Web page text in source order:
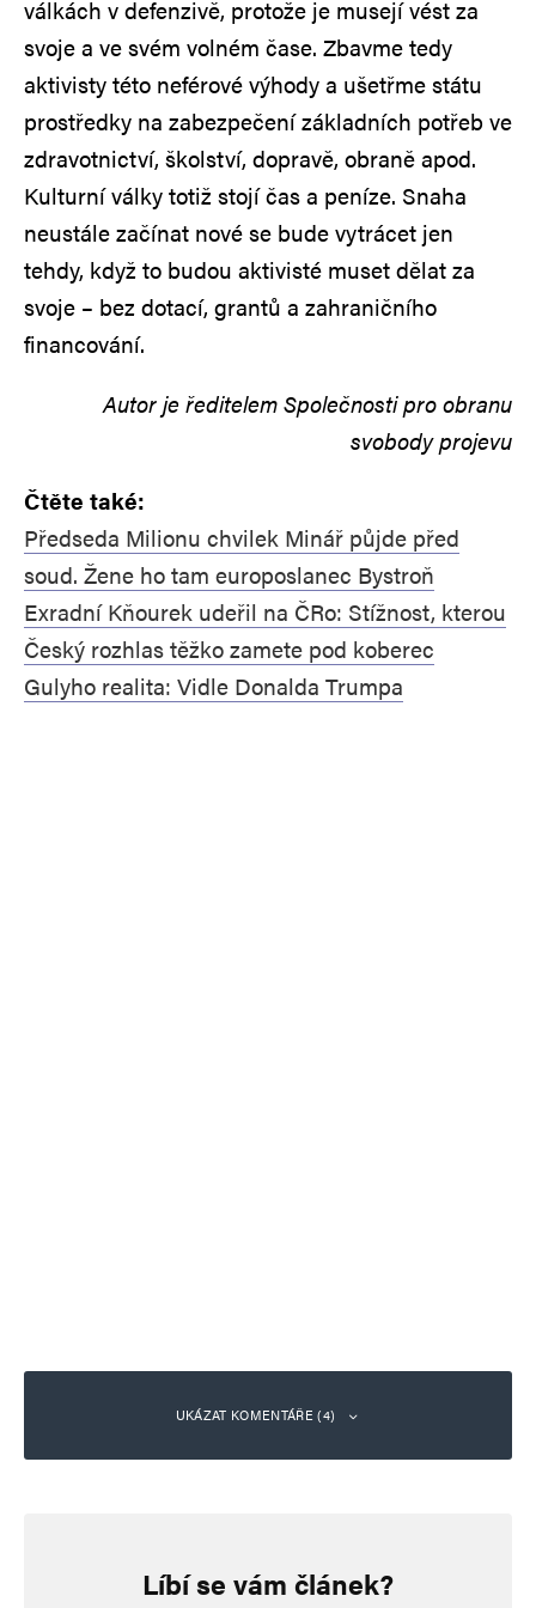
válkách v defenzivě, protože je musejí vést za
svoje a ve svém volném čase. Zbavme tedy
aktivisty této neférové výhody a ušetřme státu
prostředky na zabezpečení základních potřeb ve
zdravotnictví, školství, dopravě, obraně apod.
Kulturní války totiž stojí čas a peníze. Snaha
neustále začínat nové se bude vytrácet jen
tehdy, když to budou aktivisté muset dělat za
svoje – bez dotací, grantů a zahraničního
financování.
Autor je ředitelem Společnosti pro obranu
svobody projevu
Čtěte také:
Předseda Milionu chvilek Minář půjde před
soud. Žene ho tam europoslanec Bystroň
Exradní Kňourek udeřil na ČRo: Stížnost, kterou
Český rozhlas těžko zamete pod koberec
Gulyho realita: Vidle Donalda Trumpa
UKÁZAT KOMENTÁŘE (4)
13. 5. 2026 (19:16)
Líbí se vám článek?